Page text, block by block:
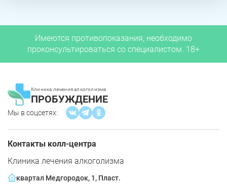
Имеются противопоказания, необходимо
проконсультироваться со специалистом. 18+
Клиника лечения алкоголизма
ПРОБУЖДЕНИЕ
Мы в соцсетях:
Контакты колл-центра
Клиника лечения алкоголизма
квартал Медгородок, 1, Пласт.